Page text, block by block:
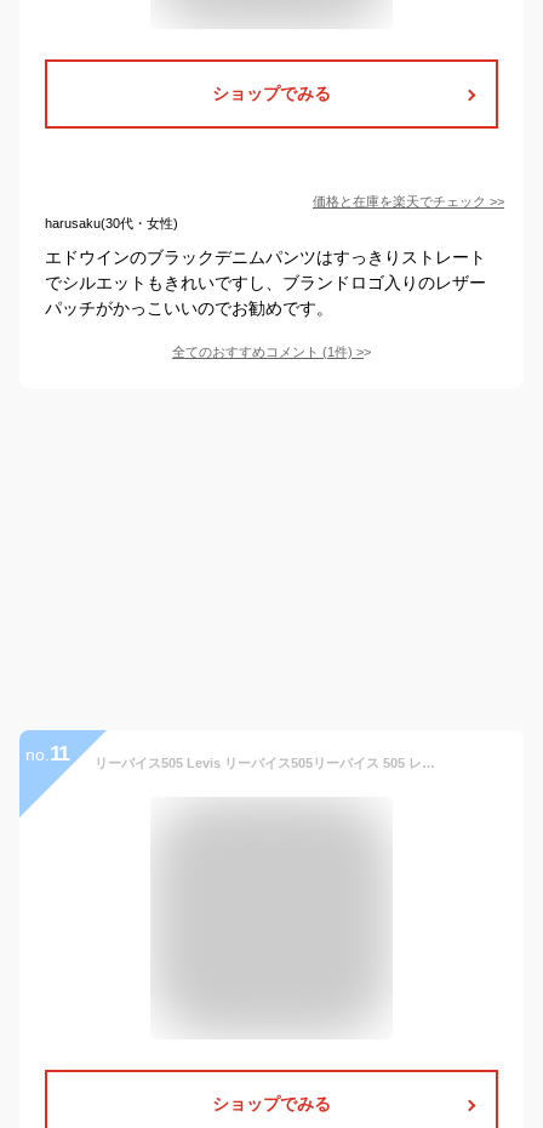
ショップでみる
価格と在庫を楽天でチェック >>
harusaku(30代・女性)
エドウインのブラックデニムパンツはすっきりストレート
でシルエットもきれいですし、ブランドロゴ入りのレザー
パッチがかっこいいのでお勧めです。
全てのおすすめコメント (1件) >
no. 11 リーバイス505 Levis リーバイス505リーバイス 505 レギュラー ストレートデニム 00505 ストレッチデニム リーバイス メンズ 505≪送料無料≫リーバイス 505 ブラック 00505-1550 00505-1552 00505-1551 00505-1469
ショップでみる